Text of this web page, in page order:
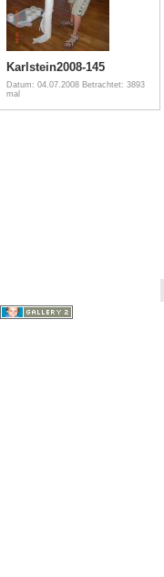
Karlstein2008-145
Datum: 04.07.2008 Betrachtet: 3893
mal